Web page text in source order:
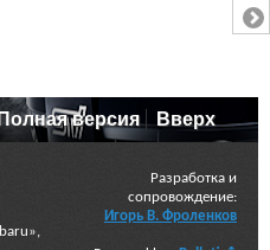
версия Вверх
Разработка и
сопровождение:
Игорь В. Фроленков